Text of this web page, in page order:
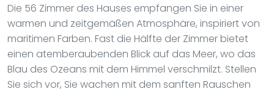
Die 56 Zimmer des Hauses empfangen Sie in einer
warmen und zeitgemäßen Atmosphäre, inspiriert von
maritimen Farben. Fast die Hälfte der Zimmer bietet
einen atemberaubenden Blick auf das Meer, wo das
Blau des Ozeans mit dem Himmel verschmilzt. Stellen
Sie sich vor, Sie wachen mit dem sanften Rauschen